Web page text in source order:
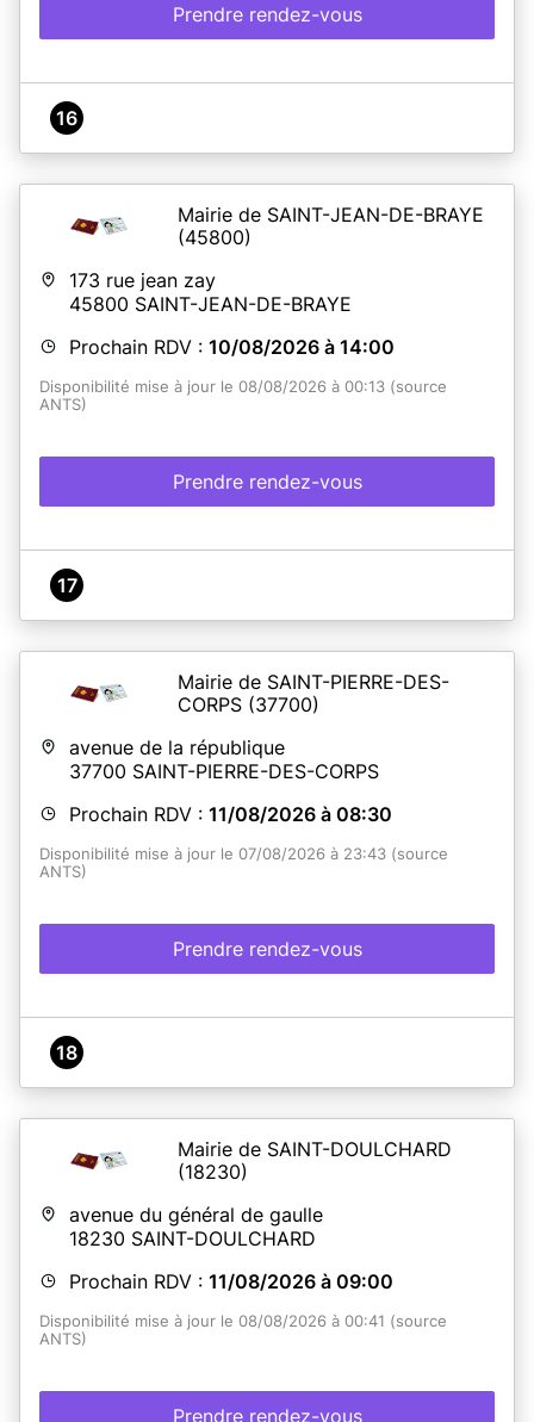
Prendre rendez-vous
16
Mairie de SAINT-JEAN-DE-BRAYE
(45800)
173 rue jean zay
45800 SAINT-JEAN-DE-BRAYE
Prochain RDV : 10/08/2026 à 14:00
Disponibilité mise à jour le 08/08/2026 à 00:13 (source
ANTS)
Prendre rendez-vous
17
Mairie de SAINT-PIERRE-DES-
CORPS (37700)
avenue de la république
37700 SAINT-PIERRE-DES-CORPS
Prochain RDV : 11/08/2026 à 08:30
Disponibilité mise à jour le 07/08/2026 à 23:43 (source
ANTS)
Prendre rendez-vous
18
Mairie de SAINT-DOULCHARD
(18230)
avenue du général de gaulle
18230 SAINT-DOULCHARD
Prochain RDV : 11/08/2026 à 09:00
Disponibilité mise à jour le 08/08/2026 à 00:41 (source
ANTS)
Prendre rendez-vous